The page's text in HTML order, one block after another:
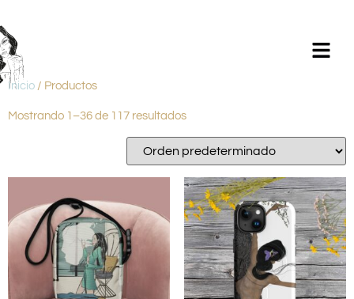
Formación | Ilustración holistic lifestyle | - CONTACTA -
Inicio / Productos
Mostrando 1–36 de 117 resultados